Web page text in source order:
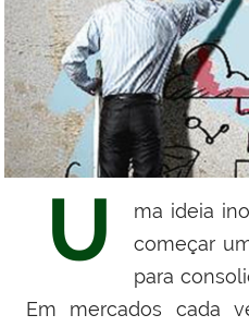
U
ma ideia
começar
para
Em mercados cada